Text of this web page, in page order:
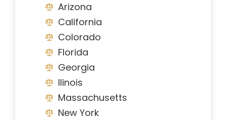
Arizona
California
Colorado
Florida
Georgia
Ilinois
Massachusetts
New York